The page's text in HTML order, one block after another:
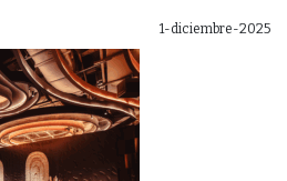
1-diciembre-2025